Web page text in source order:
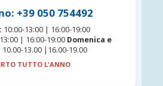
+39 050 754492
10:00-13:00 | 16:00-19:00
| 16:00-19:00 Domenica e
10.00-13.00 |16.00-19.00
TUTTO L'ANNO